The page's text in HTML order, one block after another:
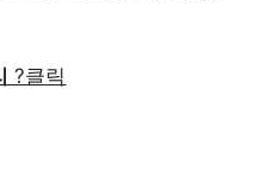
?클릭